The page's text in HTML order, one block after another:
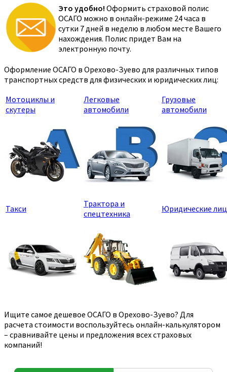
Это удобно! Оформить страховой полис
ОСАГО можно в онлайн-режиме 24 часа в
сутки 7 дней в неделю в любом месте Вашего
нахождения. Полис придет Вам на
электронную почту.
Оформление ОСАГО в Орехово-Зуево для различных типов
транспортных средств для физических и юридических лиц:
Мотоциклы и
скутеры
Легковые
автомобили
Грузовые
автомобили
Такси
Трактора и
спецтехника
Юридические
Ищите самое дешевое ОСАГО в Орехово-Зуево? Для
расчета стоимости воспользуйтесь онлайн-калькулятором
– сравнивайте цены и предложения всех страховых
компаний!